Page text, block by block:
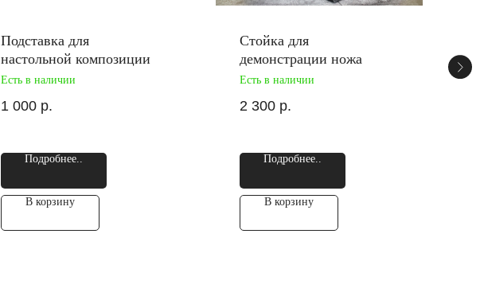
Подставка для
настольной композиции
Есть в наличии
1 000 р.
Подробнее..
В корзину
Стойка для
демонстрации ножа
Есть в наличии
2 300 р.
Подробнее..
В корзину